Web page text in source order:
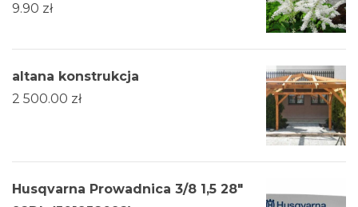
9.90 zł
altana konstrukcja
2 500.00 zł
Husqvarna Prowadnica 3/8 1,5 28"